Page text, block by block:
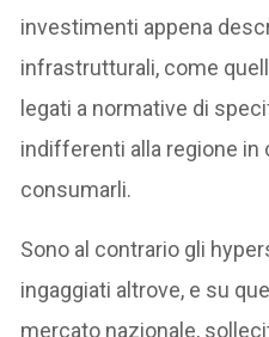
investimenti appena
infrastrutturali, come
legati a normative di
indifferenti alla regione in
consumarli.
Sono al contrario gli
ingaggiati altrove, e su
mercato nazionale,